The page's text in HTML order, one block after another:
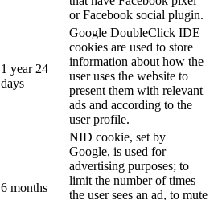
or Facebook social plugin.
1 year 24
days
Google DoubleClick IDE
cookies are used to store
information about how the
user uses the website to
present them with relevant
ads and according to the
user profile.
6 months
NID cookie, set by
Google, is used for
advertising purposes; to
limit the number of times
the user sees an ad, to mute